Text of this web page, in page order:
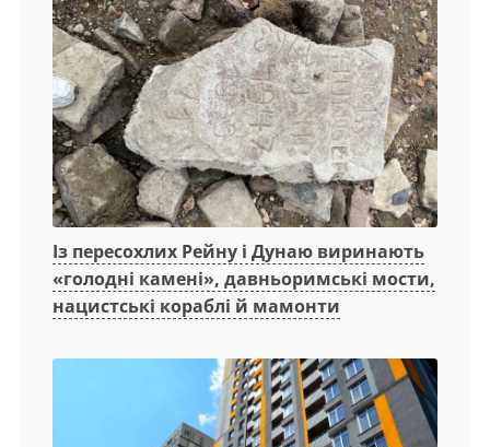
Із пересохлих Рейну і Дунаю виринають
«голодні камені», давньоримські мости,
нацистські кораблі й мамонти